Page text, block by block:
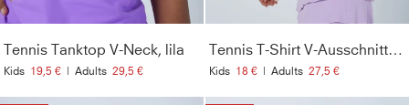
Tennis Tanktop V-Neck, lila
Kids 19,5 € | Adults 29,5 €
Tennis T-Shirt V-Ausschnitt Damen & Mädchen, flieder
Kids 18 € | Adults 27,5 €